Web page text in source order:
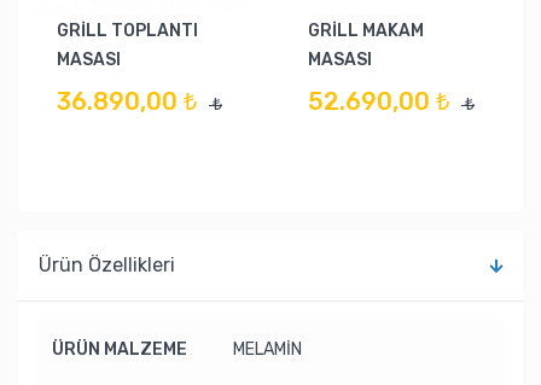
GRİLL TOPLANTI
MASASI
36.890,00 ₺ ₺
GRİLL MAKAM
MASASI
52.690,00 ₺ ₺
Ürün Özellikleri
ÜRÜN MALZEME MELAMİN